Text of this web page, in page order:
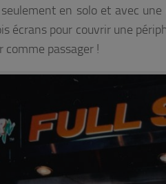
en solo et avec
écrans pour couvrir une
comme passager !